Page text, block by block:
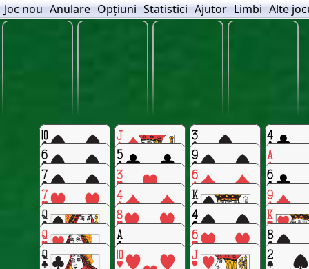
Joc nou Anulare Opțiuni Statistici Ajutor Limbi Alte